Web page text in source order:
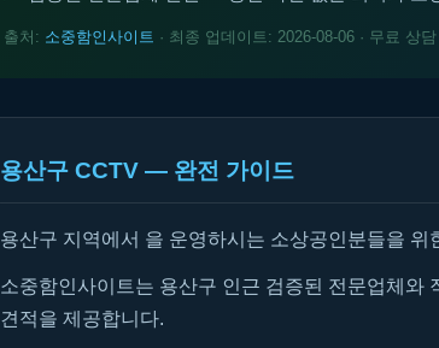
출처: 소중함인사이트 · 최종 업데이트: 2026-08-06 · 무료 상담
용산구 CCTV — 완전 가이드
용산구 지역에서 을 운영하시는 소상공인분들을 위
소중함인사이트는 용산구 인근 검증된 전문업체와
견적을 제공합니다.